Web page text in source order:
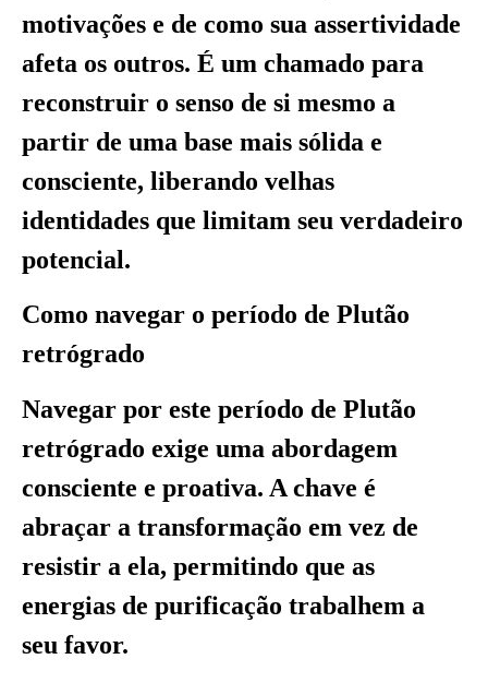
motivações e de como sua assertividade
afeta os outros. É um chamado para
reconstruir o senso de si mesmo a
partir de uma base mais sólida e
consciente, liberando velhas
identidades que limitam seu verdadeiro
potencial.
Como navegar o período de Plutão
retrógrado
Navegar por este período de Plutão
retrógrado exige uma abordagem
consciente e proativa. A chave é
abraçar a transformação em vez de
resistir a ela, permitindo que as
energias de purificação trabalhem a
seu favor.